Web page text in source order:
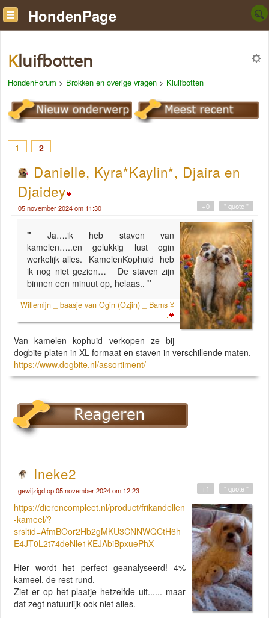
HondenPage
Kluifbotten
HondenForum > Brokken en overige vragen > Kluifbotten
1 2
Danielle, Kyra*Kaylin*, Djaira en
Djaidey
05 november 2024 om 11:30 " quote "
+0
" Ja….ik heb staven van
kamelen…..en gelukkig lust ogin
werkelijk alles. KamelenKophuid heb
ik nog niet gezien… De staven zijn
binnen een minuut op, helaas.. "
Willemijn _ baasje van Ogin (Ozjin) _ Bams ¥
.
Van kamelen kophuid verkopen ze bij
dogbite platen in XL formaat en staven in verschillende maten.
https://www.dogbite.nl/assortiment/
Ineke2
gewijzigd op 05 november 2024 om 12:23 " quote "
+1
https://dierencompleet.nl/product/frikandellen
-kameel/?
srsltid=AfmBOor2Hb2gMKU3CNNWQCtH6h
E4JT0L2t74deNle1KEJAbiBpxuePhX
Hier wordt het perfect geanalyseerd! 4%
kameel, de rest rund.
Ziet er op het plaatje hetzelfde uit...... maar
dat zegt natuurlijk ook niet alles.